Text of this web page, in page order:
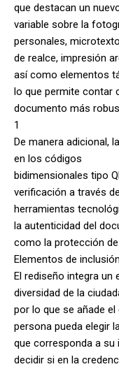
que destacan un
variable sobre la
personales,
de realce, impresión
así como elementos
lo que permite contar
documento más
1
De manera adicional,
en los códigos
bidimensionales tipo
verificación a través de
herramientas
la autenticidad del
como la protección
Elementos de inclusión
El rediseño integra un
diversidad de la
por lo que se añade el
persona pueda elegir
que corresponda a su
decidir si en la